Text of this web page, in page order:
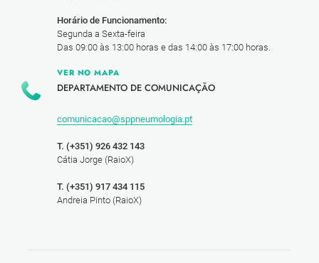
Horário de Funcionamento:
Segunda a Sexta-feira
Das 09:00 às 13:00 horas e das 14:00 às 17:00 horas.
VER NO MAPA
DEPARTAMENTO DE COMUNICAÇÃO
comunicacao@sppneumologia.pt
T. (+351) 926 432 143
Cátia Jorge (RaioX)
T. (+351) 917 434 115
Andreia Pinto (RaioX)